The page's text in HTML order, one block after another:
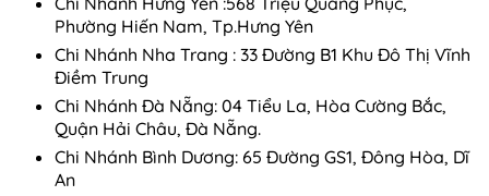
Phường Hiến Nam, Tp.Hưng Yên
Chi Nhánh Nha Trang : 33 Đường B1 Khu Đô Thị Vĩnh
Điềm Trung
Chi Nhánh Đà Nẵng: 04 Tiểu La, Hòa Cường Bắc,
Quận Hải Châu, Đà Nẵng.
Chi Nhánh Bình Dương: 65 Đường GS1, Đông Hòa, Dĩ
An